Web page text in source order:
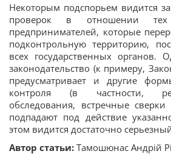
Некоторым подспорьем видится
проверок в отношении
предпринимателей, которые
подконтрольную территорию,
всех государственных органов.
законодательство (к примеру,
предусматривает и другие
контроля (в частности,
обследования, встречные
подпадают под действие
этом видится достаточно
Автор статьи: Тамошюнас Андрій